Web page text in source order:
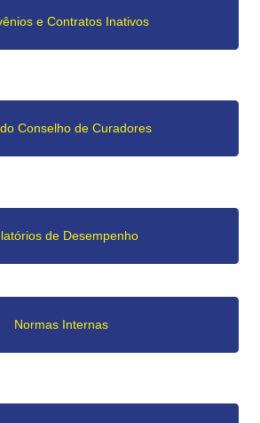
e Contratos Inativos
Conselho de Curadores
de Desempenho
Normas Internas